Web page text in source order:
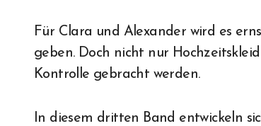
Für Clara und Alexander wird es
geben. Doch nicht nur
Kontrolle gebracht werden.
In diesem dritten Band entwickeln